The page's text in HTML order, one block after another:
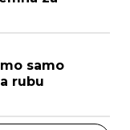
samo
rubu